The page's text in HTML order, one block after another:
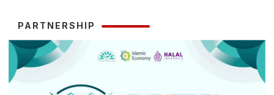
PARTNERSHIP